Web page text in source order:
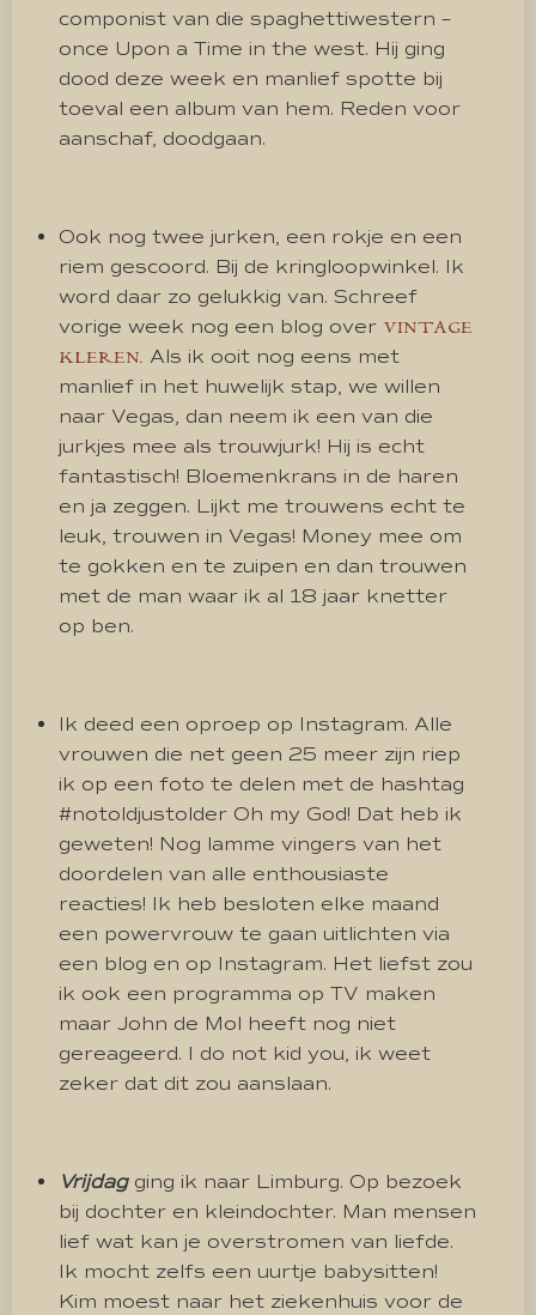
componist van die spaghettiwestern –
once Upon a Time in the west. Hij ging
dood deze week en manlief spotte bij
toeval een album van hem. Reden voor
aanschaf, doodgaan.
Ook nog twee jurken, een rokje en een
riem gescoord. Bij de kringloopwinkel. Ik
word daar zo gelukkig van. Schreef
vorige week nog een blog over VINTAGE
KLEREN. Als ik ooit nog eens met
manlief in het huwelijk stap, we willen
naar Vegas, dan neem ik een van die
jurkjes mee als trouwjurk! Hij is echt
fantastisch! Bloemenkrans in de haren
en ja zeggen. Lijkt me trouwens echt te
leuk, trouwen in Vegas! Money mee om
te gokken en te zuipen en dan trouwen
met de man waar ik al 18 jaar knetter
op ben.
Ik deed een oproep op Instagram. Alle
vrouwen die net geen 25 meer zijn riep
ik op een foto te delen met de hashtag
#notoldjustolder Oh my God! Dat heb ik
geweten! Nog lamme vingers van het
doordelen van alle enthousiaste
reacties! Ik heb besloten elke maand
een powervrouw te gaan uitlichten via
een blog en op Instagram. Het liefst zou
ik ook een programma op TV maken
maar John de Mol heeft nog niet
gereageerd. I do not kid you, ik weet
zeker dat dit zou aanslaan.
Vrijdag ging ik naar Limburg. Op bezoek
bij dochter en kleindochter. Man mensen
lief wat kan je overstromen van liefde.
Ik mocht zelfs een uurtje babysitten!
Kim moest naar het ziekenhuis voor de